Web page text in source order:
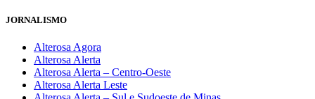
JORNALISMO
Alterosa Agora
Alterosa Alerta
Alterosa Alerta – Centro-Oeste
Alterosa Alerta Leste